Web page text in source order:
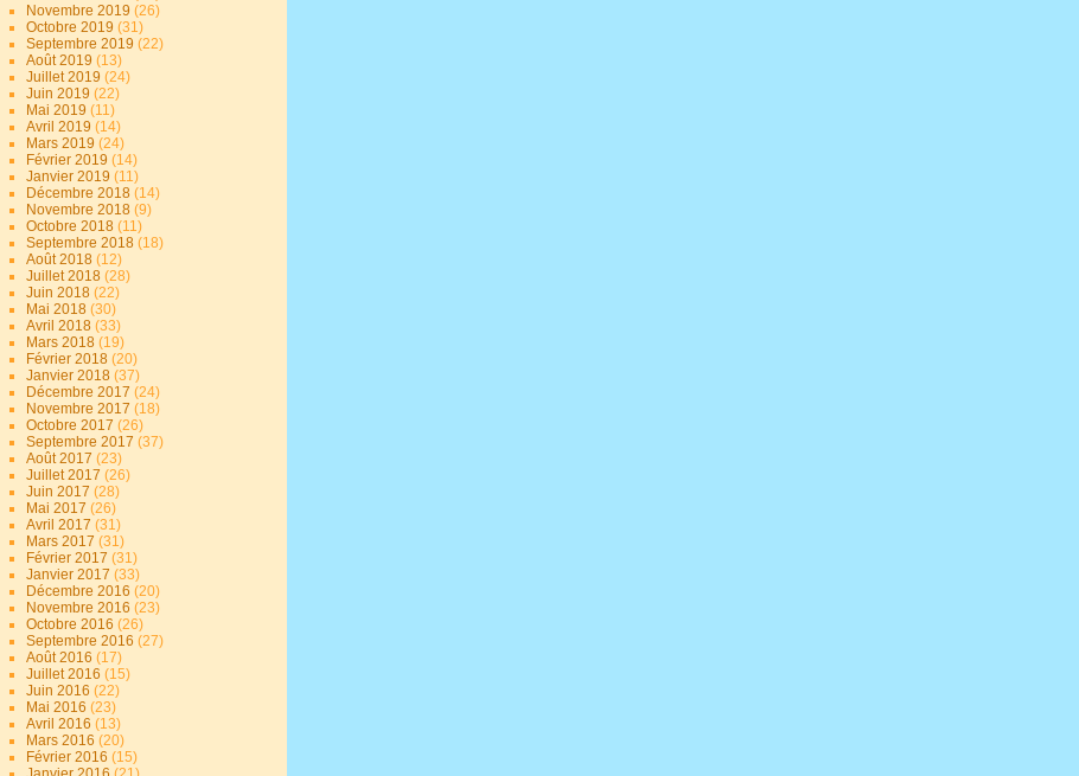
Novembre 2019(26)
Octobre 2019(31)
Septembre 2019(22)
Août 2019(13)
Juillet 2019(24)
Juin 2019(22)
Mai 2019(11)
Avril 2019(14)
Mars 2019(24)
Février 2019(14)
Janvier 2019(11)
Décembre 2018(14)
Novembre 2018(9)
Octobre 2018(11)
Septembre 2018(18)
Août 2018(12)
Juillet 2018(28)
Juin 2018(22)
Mai 2018(30)
Avril 2018(33)
Mars 2018(19)
Février 2018(20)
Janvier 2018(37)
Décembre 2017(24)
Novembre 2017(18)
Octobre 2017(26)
Septembre 2017(37)
Août 2017(23)
Juillet 2017(26)
Juin 2017(28)
Mai 2017(26)
Avril 2017(31)
Mars 2017(31)
Février 2017(31)
Janvier 2017(33)
Décembre 2016(20)
Novembre 2016(23)
Octobre 2016(26)
Septembre 2016(27)
Août 2016(17)
Juillet 2016(15)
Juin 2016(22)
Mai 2016(23)
Avril 2016(13)
Mars 2016(20)
Février 2016(15)